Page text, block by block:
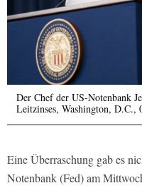
Der Chef der US-Notenbank
Leitzinses, Washington, D.C.,
Eine Überraschung gab es
Notenbank (Fed) am